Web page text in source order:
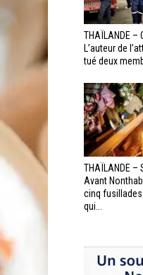
THAÏLANDE –
L’auteur de
tué deux
THAÏLANDE –
Avant
cinq
qui...